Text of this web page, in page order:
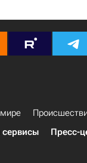
Пресс-